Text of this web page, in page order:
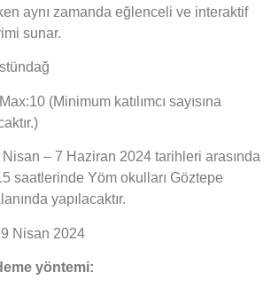
aynı zamanda eğlenceli ve interaktif
sunar.
(Minimum katılımcı sayısına
Nisan – 7 Haziran 2024 tarihleri arasında
saatlerinde Yöm okulları Göztepe
yapılacaktır.
Nisan 2024
yöntemi: